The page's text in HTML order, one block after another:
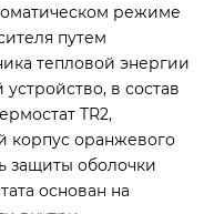
режиме
путем
тепловой энергии
в состав
TR2,
корпус оранжевого
защиты оболочки
основан на